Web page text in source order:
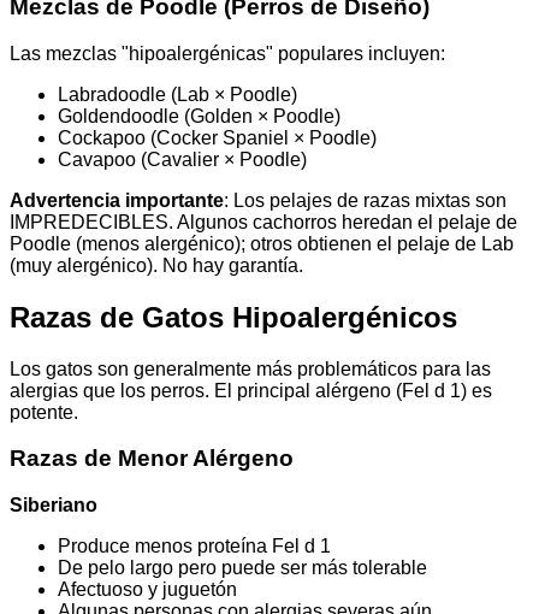
Mezclas de Poodle (Perros de Diseño)
Las mezclas "hipoalergénicas" populares incluyen:
Labradoodle (Lab × Poodle)
Goldendoodle (Golden × Poodle)
Cockapoo (Cocker Spaniel × Poodle)
Cavapoo (Cavalier × Poodle)
Advertencia importante: Los pelajes de razas mixtas son
IMPREDECIBLES. Algunos cachorros heredan el pelaje de
Poodle (menos alergénico); otros obtienen el pelaje de Lab
(muy alergénico). No hay garantía.
Razas de Gatos Hipoalergénicos
Los gatos son generalmente más problemáticos para las
alergias que los perros. El principal alérgeno (Fel d 1) es
potente.
Razas de Menor Alérgeno
Siberiano
Produce menos proteína Fel d 1
De pelo largo pero puede ser más tolerable
Afectuoso y juguetón